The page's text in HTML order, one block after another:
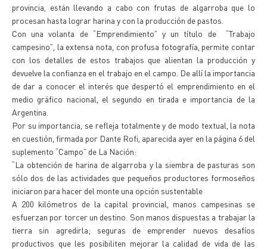
provincia, están llevando a cabo con frutas de algarroba que lo
procesan hasta lograr harina y con la producción de pastos.
Con una volanta de “Emprendimiento” y un título de “Trabajo
campesino”, la extensa nota, con profusa fotografía, permite contar
con los detalles de estos trabajos que alientan la producción y
devuelve la confianza en el trabajo en el campo. De allí la importancia
de dar a conocer el interés que despertó el emprendimiento en el
medio gráfico nacional, el segundo en tirada e importancia de la
Argentina.
Por su importancia, se refleja totalmente y de modo textual, la nota
en cuestión, firmada por Dante Rofi, aparecida ayer en la página 6 del
suplemento “Campo” de La Nación:
“La obtención de harina de algarroba y la siembra de pasturas son
sólo dos de las actividades que pequeños productores formoseños
iniciaron para hacer del monte una opción sustentable
A 200 kilómetros de la capital provincial, manos campesinas se
esfuerzan por torcer un destino. Son manos dispuestas a trabajar la
tierra sin agredirla; seguras de emprender nuevos desafíos
productivos que les posibiliten mejorar la calidad de vida de las